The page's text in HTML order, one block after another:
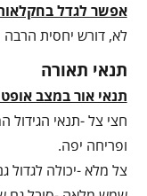
אפשר לגדל
לא, דורש יחסית הרבה
תנאי תאורה
תנאי אור במצב
חצי צל -תנאי הגידול
ופריחה יפה.
צל מלא -יכולה